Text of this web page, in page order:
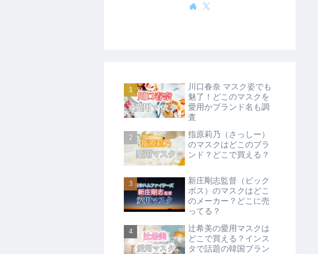
川口春奈 マスク姿でも
魅了！どこのマスクを
愛用かブランド名も調
査
指原莉乃（さっしー）
のマスクはどこのブラ
ンド？どこで買える？
新庄剛志監督（ビック
ボス）のマスクはどこ
のメーカー？どこに売
ってる？
辻希美の愛用マスクは
どこで買える？インス
タで話題の韓国ブラン